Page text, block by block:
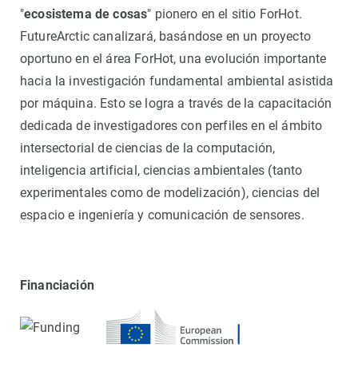
"ecosistema de cosas" pionero en el sitio ForHot.
FutureArctic canalizará, basándose en un proyecto
oportuno en el área ForHot, una evolución importante
hacia la investigación fundamental ambiental asistida
por máquina. Esto se logra a través de la capacitación
dedicada de investigadores con perfiles en el ámbito
intersectorial de ciencias de la computación,
inteligencia artificial, ciencias ambientales (tanto
experimentales como de modelización), ciencias del
espacio e ingeniería y comunicación de sensores.
Financiación